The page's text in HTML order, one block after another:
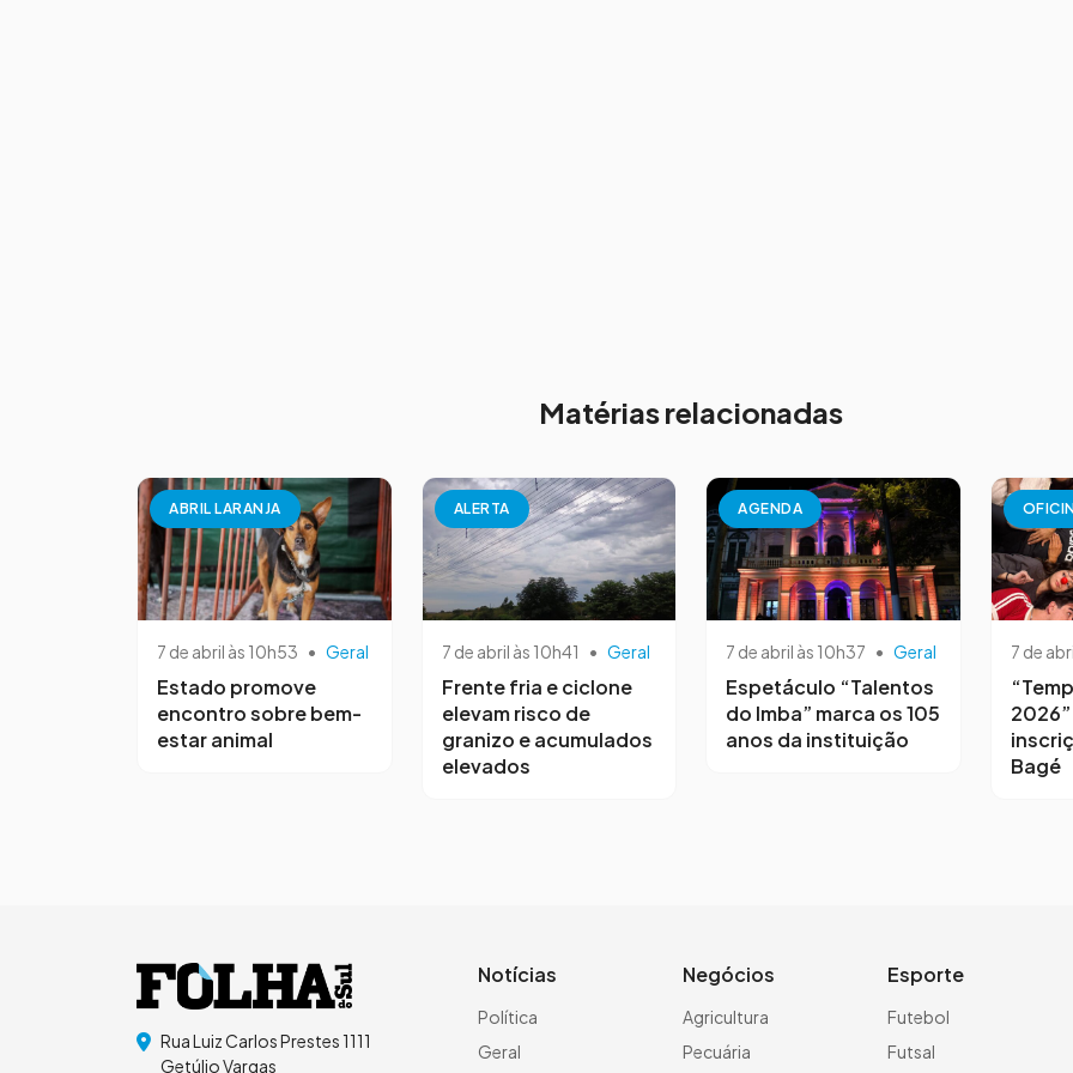
Matérias relacionadas
ABRIL LARANJA
7 de abril às 10h53 • Geral
Estado promove
encontro sobre bem-
estar animal
ALERTA
7 de abril às 10h41 • Geral
Frente fria e ciclone
elevam risco de
granizo e acumulados
elevados
AGENDA
7 de abril às 10h37 • Geral
Espetáculo “Talentos
do Imba” marca os 105
anos da instituição
7 de
Bagé
Rua Luiz Carlos Prestes 1111
Getúlio Vargas
Notícias
Política
Geral
Negócios
Agricultura
Pecuária
Esporte
Futebol
Futsal